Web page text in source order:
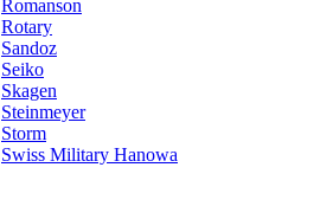
Romanson
Rotary
Sandoz
Seiko
Skagen
Steinmeyer
Storm
Swiss Military Hanowa